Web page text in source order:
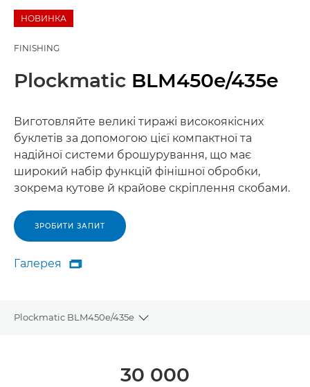
НОВИНКА
FINISHING
Plockmatic BLM450e/435e
Виготовляйте великі тиражі високоякісних
буклетів за допомогою цієї компактної та
надійної системи брошурування, що має
широкий набір функцій фінішної обробки,
зокрема кутове й крайове скріплення скобами.
ЗРОБИТИ ЗАПИТ
Галерея
Галерея

Plockmatic BLM450e/435e
Toggle breadcrumbs
30 000